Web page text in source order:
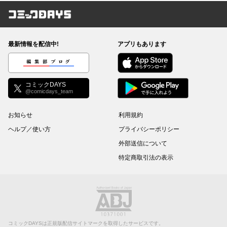
コミックDAYS
最新情報を配信中!
編集部ブログ
コミックDAYS
@comicdays_team
アプリもあります
お知らせ
ヘルプ／使い方
利用規約
プライバシーポリシー
外部送信について
特定商取引法の表示
コミックDAYSは正規版配信サイトマークを取得したサービスです。